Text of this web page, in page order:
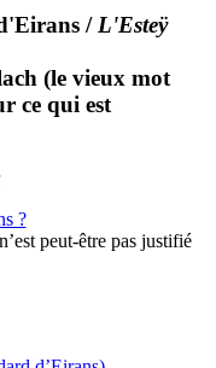
/ L'Esteÿ
(le vieux mot
ce qui est
?
peut-être pas justifié